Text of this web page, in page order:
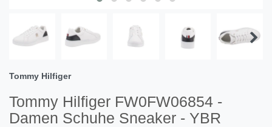
Tommy Hilfiger
Tommy Hilfiger FW0FW06854 -
Damen Schuhe Sneaker - YBR